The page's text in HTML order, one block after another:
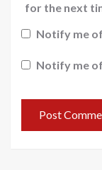
for the next
Notify me
Notify me